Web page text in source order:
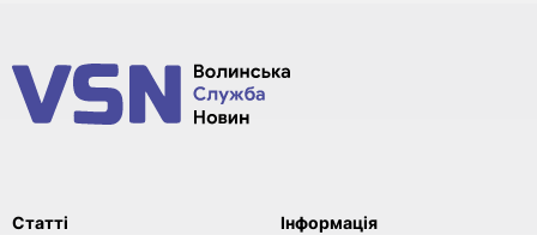
Статті Інформація